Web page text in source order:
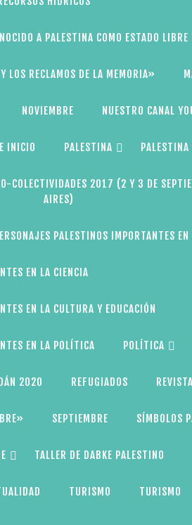
A PALESTINA COMO ESTADO LIBRE
RECLAMOS DE LA MEMORIA»
NOVIEMBRE NUESTRO CANAL
INICIO PALESTINA
COLECTIVIDADES 2017 (2 Y 3 DE
AIRES)
PALESTINOS IMPORTANTES EN
EN LA CIENCIA
EN LA CULTURA Y EDUCACIÓN
EN LA POLÍTICA POLÍTICA
2020 REFUGIADOS
SEPTIEMBRE SÍMBOLOS
TALLER DE DABKE PALESTINO
TURISMO TURISMO